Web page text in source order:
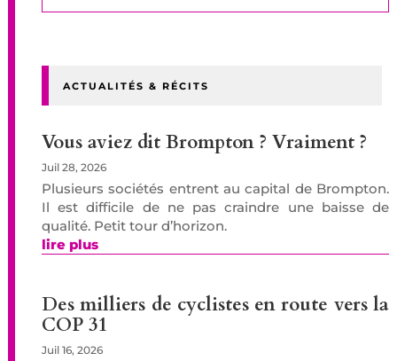
ACTUALITÉS & RÉCITS
Vous aviez dit Brompton ? Vraiment ?
Juil 28, 2026
Plusieurs sociétés entrent au capital de Brompton.
Il est difficile de ne pas craindre une baisse de
qualité. Petit tour d’horizon.
lire plus
Des milliers de cyclistes en route vers la
COP 31
Juil 16, 2026